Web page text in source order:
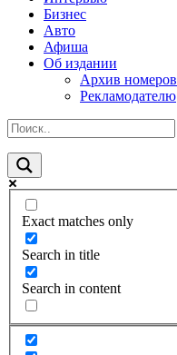
Бизнес
Авто
Афиша
Об издании
Архив номеров
Рекламодателю
Exact matches only
Search in title
Search in content